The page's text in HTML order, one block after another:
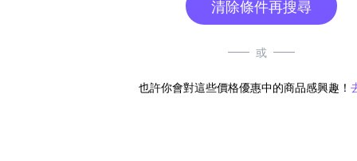
清除條件再搜尋
或
也許你會對這些價格優惠中的商品感興趣！